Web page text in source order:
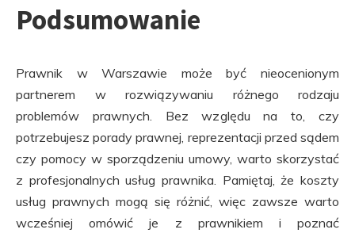
Podsumowanie
Prawnik w Warszawie może być nieocenionym
partnerem w rozwiązywaniu różnego rodzaju
problemów prawnych. Bez względu na to, czy
potrzebujesz porady prawnej, reprezentacji przed sądem
czy pomocy w sporządzeniu umowy, warto skorzystać
z profesjonalnych usług prawnika. Pamiętaj, że koszty
usług prawnych mogą się różnić, więc zawsze warto
wcześniej omówić je z prawnikiem i poznać